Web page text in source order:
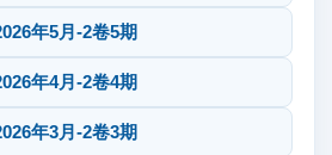
年5月-2卷5期
年4月-2卷4期
年3月-2卷3期